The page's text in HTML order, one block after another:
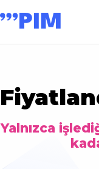
Yalnızca